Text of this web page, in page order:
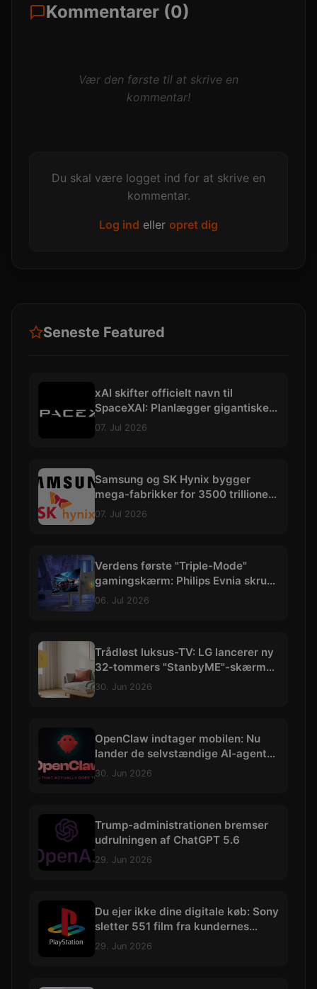
Kommentarer (0)
Vær den første til at skrive en
kommentar!
Du skal være logget ind for at skrive en
kommentar.
Log ind eller opret dig
Seneste Featured
xAI skifter officielt navn til
SpaceXAI: Planlægger gigantiske
datacentre i rummet
07. Jul 2026
Samsung og SK Hynix bygger
mega-fabrikker for 3500 trillioner
kroner
07. Jul 2026
Verdens første "Triple-Mode"
gamingskærm: Philips Evnia skruer
op til vilde 540 Hz
06. Jul 2026
Trådløst luksus-TV: LG lancerer ny
32-tommers "StanbyME"-skærm
med 4K og batteri
30. Jun 2026
OpenClaw indtager mobilen: Nu
lander de selvstændige AI-agenter
på iOS og Android
30. Jun 2026
Trump-administrationen bremser
udrulningen af ChatGPT 5.6
29. Jun 2026
Du ejer ikke dine digitale køb: Sony
sletter 551 film fra kundernes
biblioteker
29. Jun 2026